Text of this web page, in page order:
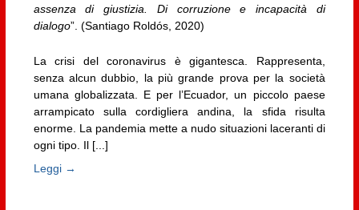
assenza di giustizia.
Di corruzione e incapacità di
dialogo”. (Santiago Roldós, 2020)
La crisi del coronavirus è gigantesca. Rappresenta,
senza alcun dubbio, la più grande prova per la società
umana globalizzata. E per l’Ecuador, un piccolo paese
arrampicato sulla cordigliera andina, la sfida risulta
enorme. La pandemia mette a nudo situazioni laceranti di
ogni tipo. Il [...]
Leggi →